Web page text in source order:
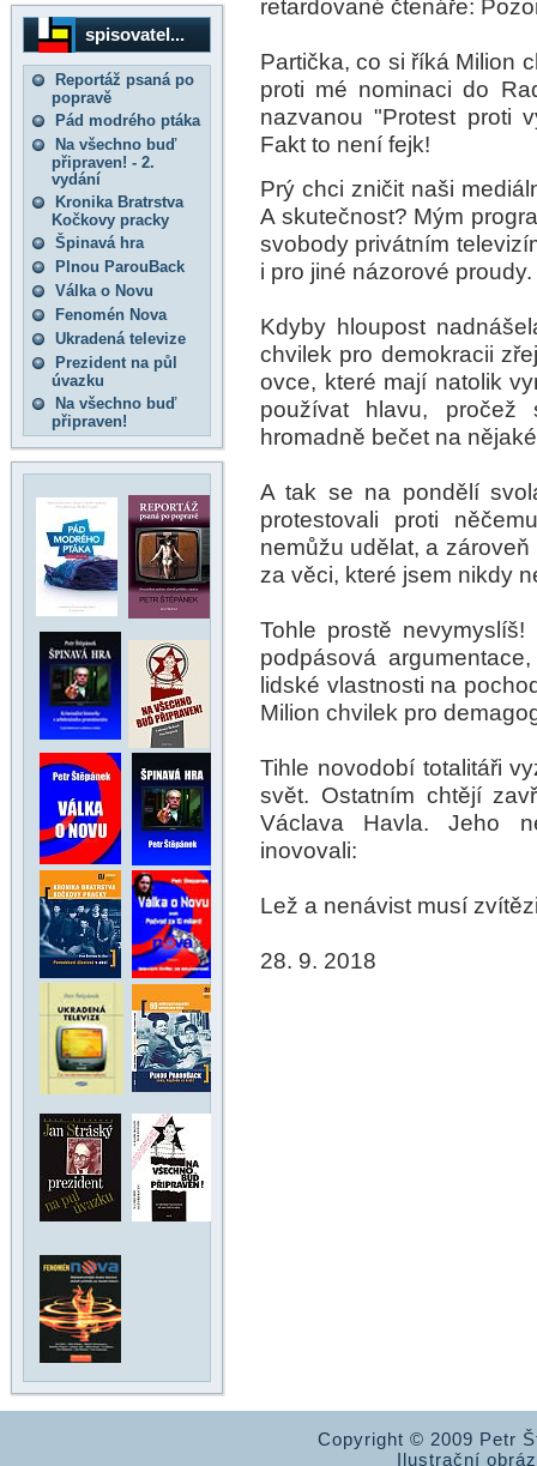
spisovatel...
Reportáž psaná po
popravě
Pád modrého ptáka
Na všechno buď
připraven! - 2.
vydání
Kronika Bratrstva
Kočkovy pracky
Špinavá hra
Plnou ParouBack
Válka o Novu
Fenomén Nova
Ukradená televize
Prezident na půl
úvazku
Na všechno buď
připraven!
retardované čtenáře:
Partička, co si říká Milion
proti mé nominaci do
nazvanou "Protest proti
Fakt to není fejk!
Prý chci zničit naši
A skutečnost? Mým
svobody privátním
i pro jiné názorové proudy.
Kdyby hloupost
chvilek pro demokracii
ovce, které mají natolik
používat hlavu,
hromadně bečet na
A tak se na pondělí
protestovali proti
nemůžu udělat, a
za věci, které jsem nikdy
Tohle prostě
podpásová
lidské vlastnosti na
Milion chvilek pro
Tihle novodobí totalitáři
svět. Ostatním chtějí
Václava Havla. Jeho
inovovali:
Lež a nenávist musí
28. 9. 2018
Copyright © 2009 Petr
Ilustrační